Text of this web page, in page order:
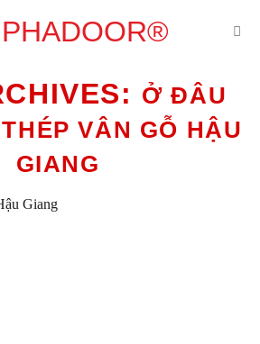
Ở ĐÂU
VÂN GỖ HẬU
GIANG